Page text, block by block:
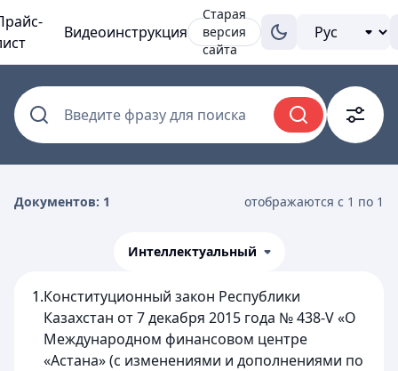
Видеоинструкция
Старая
версия
сайта
Введите фразу для поиска
Документов: 1 отображаются с 1 по 1
Интеллектуальный
1.Конституционный закон Республики
Казахстан от 7 декабря 2015 года № 438-V «О
Международном финансовом центре
«Астана» (с изменениями и дополнениями по